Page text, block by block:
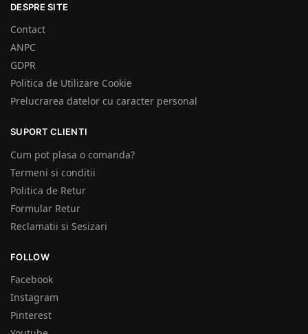
DESPRE SITE
Contact
ANPC
GDPR
Politica de Utilizare Cookie
Prelucrarea datelor cu caracter personal
SUPORT CLIENTI
Cum pot plasa o comanda?
Termeni si conditii
Politica de Retur
Formular Retur
Reclamatii si Sesizari
FOLLOW
Facebook
Instagram
Pinterest